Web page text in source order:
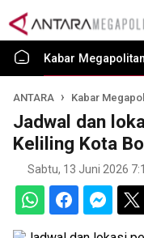
Kabar Megapolitan
ANTARA Kabar
Jadwal dan
Keliling Kota
Sabtu, 13 Juni 2026